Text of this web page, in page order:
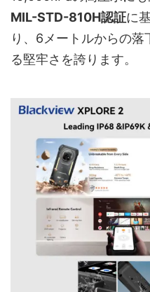
MIL-STD-810H認証に
り、6メートルからの
る堅牢さを誇ります。